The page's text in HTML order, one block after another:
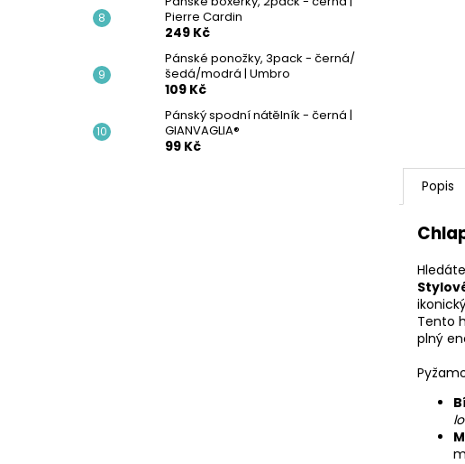
Pierre Cardin
249 Kč
Pánské ponožky, 3pack - černá/
šedá/modrá | Umbro
109 Kč
Pánský spodní nátělník - černá |
GIANVAGLIA®
99 Kč
Popis
Tento
plný